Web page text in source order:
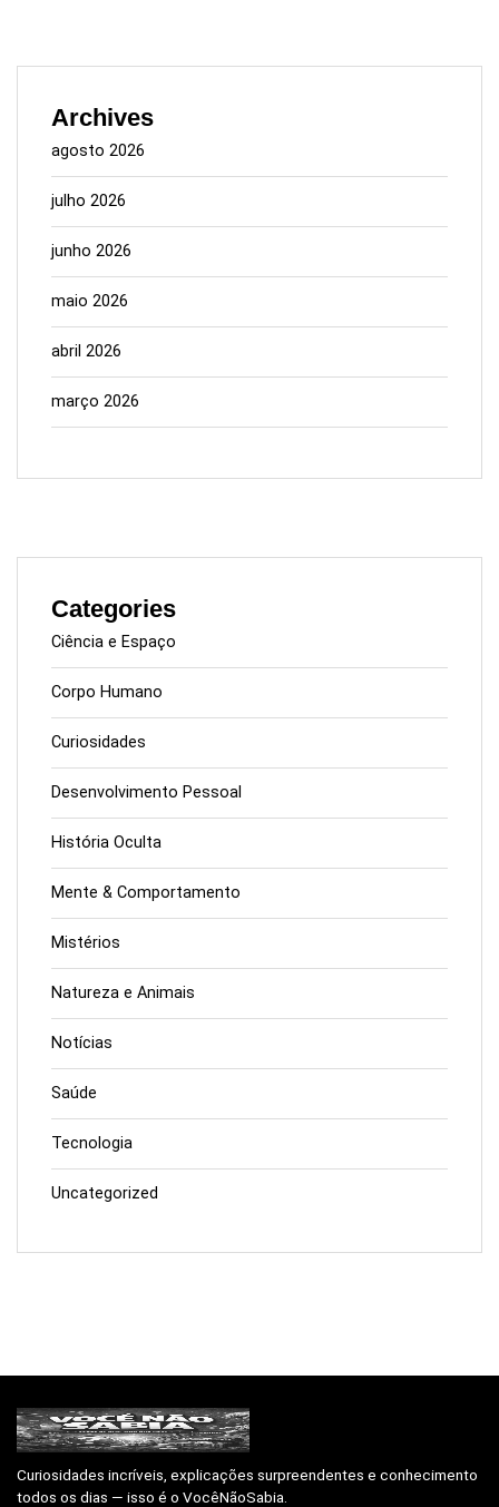
Archives
agosto 2026
julho 2026
junho 2026
maio 2026
abril 2026
março 2026
Categories
Ciência e Espaço
Corpo Humano
Curiosidades
Desenvolvimento Pessoal
História Oculta
Mente & Comportamento
Mistérios
Natureza e Animais
Notícias
Saúde
Tecnologia
Uncategorized
Curiosidades incríveis, explicações surpreendentes e conhecimento
todos os dias — isso é o VocêNãoSabia.